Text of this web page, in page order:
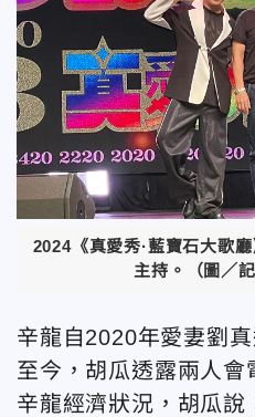
2024《真愛秀·藍寶石大歌
主持。（圖／
辛龍自2020年愛妻劉
至今，胡瓜透露兩人會
辛龍經濟狀況，胡瓜